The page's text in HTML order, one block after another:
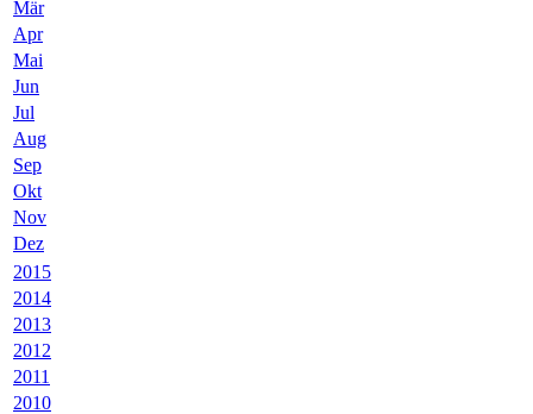
Mär
Apr
Mai
Jun
Jul
Aug
Sep
Okt
Nov
Dez
2015
2014
2013
2012
2011
2010